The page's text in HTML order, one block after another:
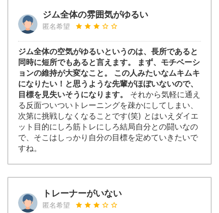
ジム全体の雰囲気がゆるい
匿名希望
ジム全体の空気がゆるいというのは、長所であると
同時に短所でもあると言えます。 まず、モチベーシ
ョンの維持が大変なこと。 この人みたいなムキムキ
になりたい！と思うような先輩がほぼいないので、
目標を見失いそうになります。
それから気軽に通え
る反面ついついトレーニングを疎かにしてしまい、
次第に挑戦しなくなることです(笑) とはいえダイエ
ット目的にしろ筋トレにしろ結局自分との闘いなの
で、そこはしっかり自分の目標を定めていきたいで
すね。
トレーナーがいない
匿名希望